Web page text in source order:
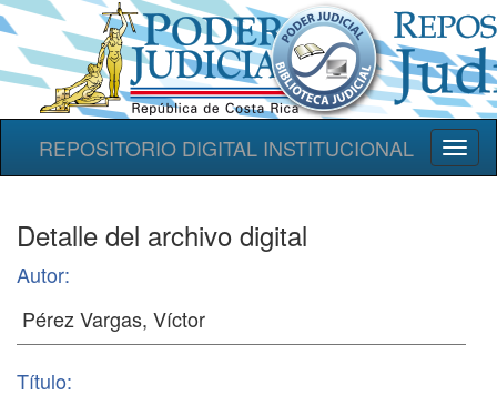
REPOSITORIO DIGITAL INSTITUCIONAL
Detalle del archivo digital
Autor:
Título: